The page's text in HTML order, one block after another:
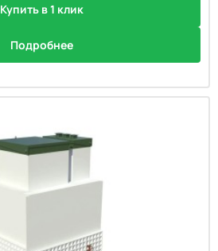
Купить в 1 клик
Подробнее